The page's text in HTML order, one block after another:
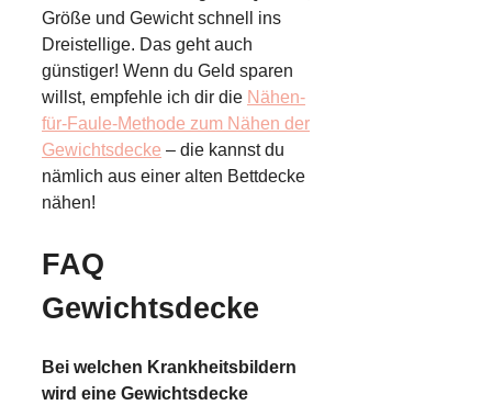
Größe und Gewicht schnell ins
Dreistellige. Das geht auch
günstiger! Wenn du Geld sparen
willst, empfehle ich dir die Nähen-
für-Faule-Methode zum Nähen der
Gewichtsdecke – die kannst du
nämlich aus einer alten Bettdecke
nähen!
FAQ
Gewichtsdecke
Bei welchen Krankheitsbildern
wird eine Gewichtsdecke